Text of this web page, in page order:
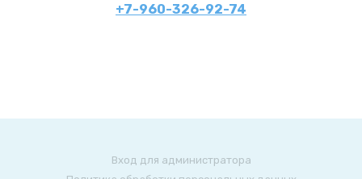
+7-960-326-92-74
Вход для администратора